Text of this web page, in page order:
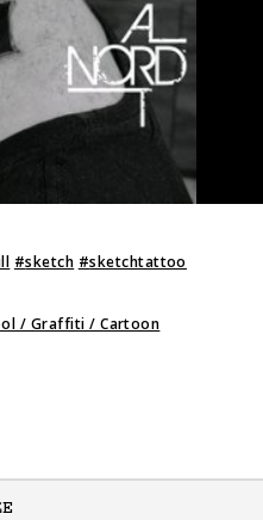
#sketch #sketchtattoo
/ Graffiti / Cartoon